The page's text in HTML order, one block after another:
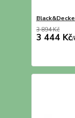
3 894 Kč
3 444 Kč/